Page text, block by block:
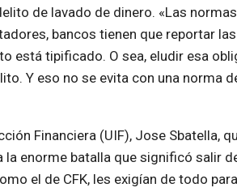
de lavado de dinero. «Las
bancos tienen que reportar
está tipificado. O sea, eludir esa
Y eso no se evita con una norma
Financiera (UIF), Jose Sbatella,
la enorme batalla que significó salir
el de CFK, les exigían de todo